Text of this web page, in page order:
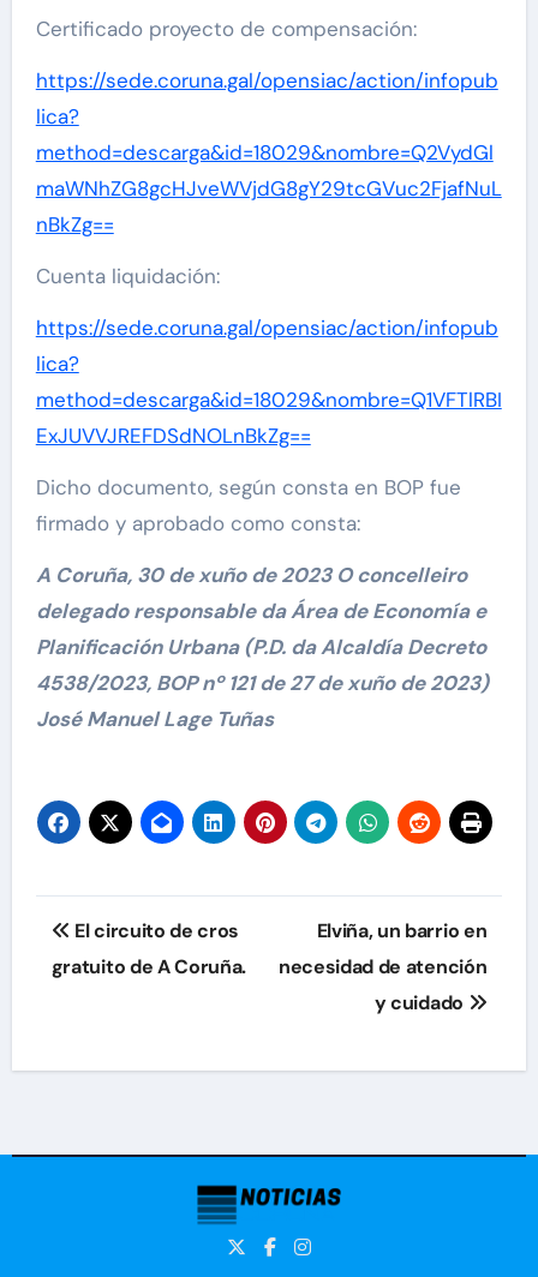
Certificado proyecto de compensación:
https://sede.coruna.gal/opensiac/action/infopub
lica?
method=descarga&id=18029&nombre=Q2VydGl
maWNhZG8gcHJveWVjdG8gY29tcGVuc2FjafNuL
nBkZg==
Cuenta liquidación:
https://sede.coruna.gal/opensiac/action/infopub
lica?
method=descarga&id=18029&nombre=Q1VFTlRBI
ExJUVVJREFDSdNOLnBkZg==
Dicho documento, según consta en BOP fue
firmado y aprobado como consta:
A Coruña, 30 de xuño de 2023 O concelleiro
delegado responsable da Área de Economía e
Planificación Urbana (P.D. da Alcaldía Decreto
4538/2023, BOP nº 121 de 27 de xuño de 2023)
José Manuel Lage Tuñas
Navegación
de
El circuito de cros
gratuito de A Coruña.
Elviña, un barrio en
necesidad de atención
y cuidado